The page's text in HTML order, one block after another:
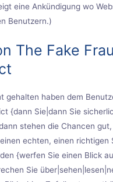
eine Ankündigung wo
Benutzern.)
The Fake
gehalten haben dem
{dann Sie|dann Sie
stehen die Chancen
echten, einen richtigen
{werfen Sie einen Blick
Sie